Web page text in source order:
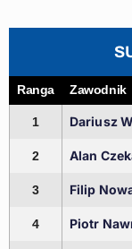
Ranga Zawodnik
1 Dariusz
2 Alan
3 Filip
4 Piotr